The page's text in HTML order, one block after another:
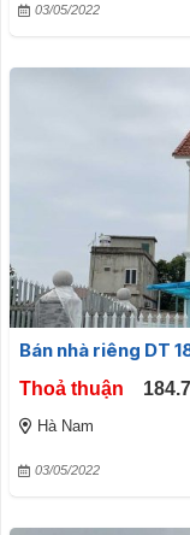
03/05/2022
Bán nhà riêng DT
Thoả thuận 184.7
Hà Nam
03/05/2022